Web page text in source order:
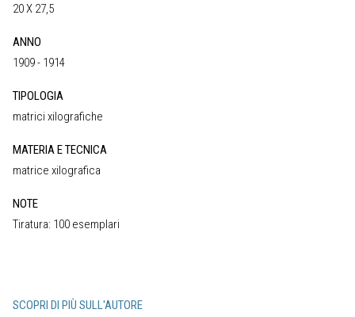
20 X 27,5
ANNO
1909 - 1914
TIPOLOGIA
matrici xilografiche
MATERIA E TECNICA
matrice xilografica
NOTE
Tiratura: 100 esemplari
SCOPRI DI PIÙ SULL'AUTORE